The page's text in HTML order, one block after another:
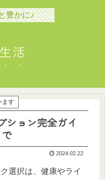
豊かに♪
活
ます
ション完全ガイ
2024.02.22
選択は、健康やライ